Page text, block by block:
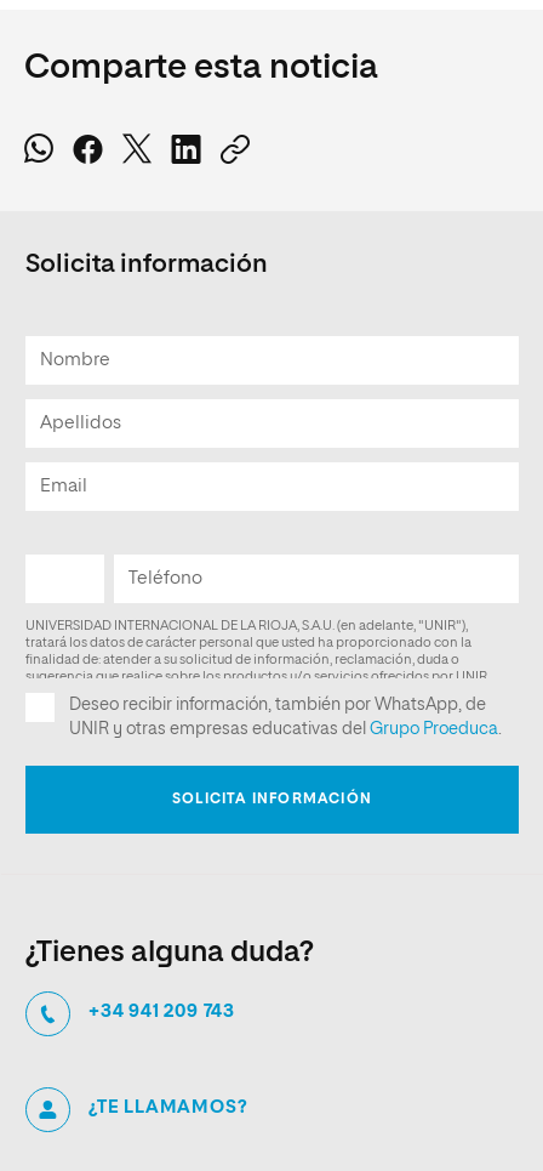
Comparte esta noticia
Solicita información
¿Tienes alguna duda?
+34 941 209 743
¿TE LLAMAMOS?